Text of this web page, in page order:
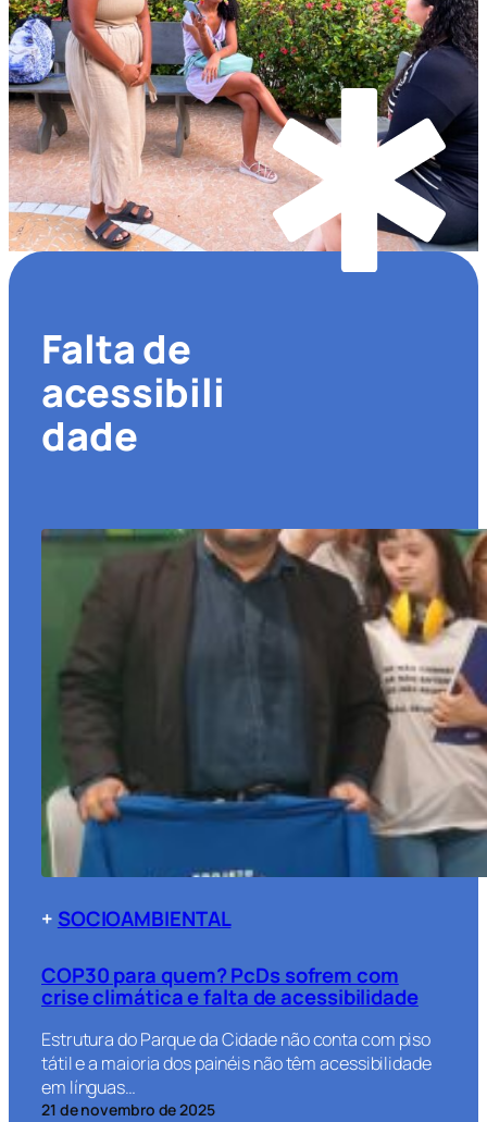
Falta de
acessibili
dade
+ SOCIOAMBIENTAL
COP30 para quem? PcDs sofrem com
crise climática e falta de acessibilidade
Estrutura do Parque da Cidade não conta com piso
tátil e a maioria dos painéis não têm acessibilidade
em línguas…
21 de novembro de 2025